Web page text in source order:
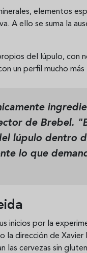
elementos
A ello se suma la
del lúpulo, con
un perfil mucho
de Brebel.
lúpulo dentro
lo que
inicios por la
dirección de Xavier
cervezas sin